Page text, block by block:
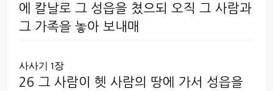
에 칼날로 그 성읍을 쳤으되 오직 그 사람과
그 가족을 놓아 보내매
사사기 1장
26 그 사람이 헷 사람의 땅에 가서 성읍을